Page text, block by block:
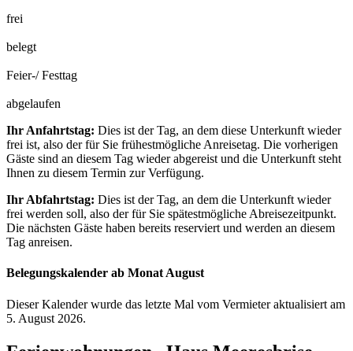
frei
belegt
Feier-/ Festtag
abgelaufen
Ihr Anfahrtstag: Dies ist der Tag, an dem diese Unterkunft wieder
frei ist, also der für Sie frühestmögliche Anreisetag. Die vorherigen
Gäste sind an diesem Tag wieder abgereist und die Unterkunft steht
Ihnen zu diesem Termin zur Verfügung.
Ihr Abfahrtstag: Dies ist der Tag, an dem die Unterkunft wieder
frei werden soll, also der für Sie spätestmögliche Abreisezeitpunkt.
Die nächsten Gäste haben bereits reserviert und werden an diesem
Tag anreisen.
Belegungskalender ab Monat August
Dieser Kalender wurde das letzte Mal vom Vermieter aktualisiert am
5. August 2026.